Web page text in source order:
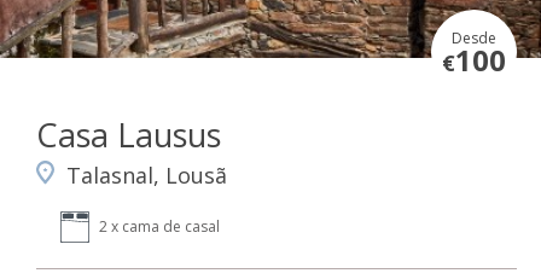
Desde
€100
Casa Lausus
Talasnal, Lousã
2 x cama de casal